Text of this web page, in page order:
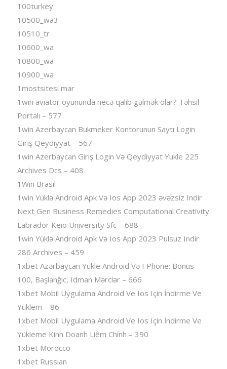
100turkey
10500_wa3
10510_tr
10600_wa
10800_wa
10900_wa
1mostsitesi mar
1win aviator oyununda necə qalib gəlmək olar? Təhsil
Portalı – 577
1win Azerbaycan Bukmeker Kontorunun Saytı Login
Giriş Qeydiyyat – 567
1win Azerbaycan Giriş Login Və Qeydiyyat Yukle 225
Archives Dcs – 408
1Win Brasil
1win Yüklə Android Apk Və Ios App 2023 əvəzsiz Indir
Next Gen Business Remedies Computational Creativity
Labrador Keio University Sfc – 688
1win Yüklə Android Apk Və Ios App 2023 Pulsuz Indir
286 Archives – 459
1xbet Azərbaycan Yükle Android Və I Phone: Bonus
100, Başlanğıc, Idman Mərclər – 666
1xbet Mobil Uygulama Android Ve Ios Için İndirme Ve
Yüklem – 86
1xbet Mobil Uygulama Android Ve Ios Için İndirme Ve
Yükleme Kinh Doanh Liêm Chính – 390
1xbet Morocco
1xbet Russian